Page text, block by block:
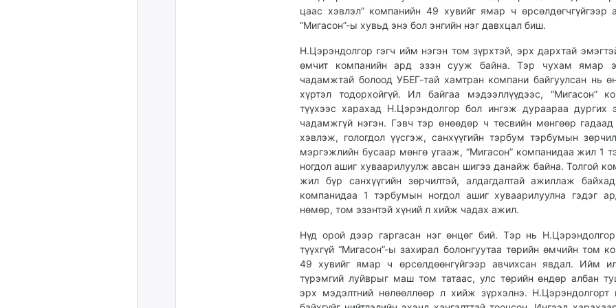
цаас хэвлэл” компанийн 49 хувийг ямар ч өрсөлдөгчгүйгээр
“Мигасон”-ы хувьд энэ бол энгийн нэг давхцал биш.
Н.Цэрэндолгор гэгч ийм нэгэн том зүрхтэй, эрх дархтай
өмчит компанийн ард эзэн сууж байна. Тэр чухам ямар
чадамжтай болоод УБЕГ-тай хамтран компани байгуулсан нь
хүртэл тодорхойгүй. Ил байгаа мэдээллүүдээс, “Мигасон”
түүхээс харахад Н.Цэрэндолгор бол ингэж дураараа дургих
чадамжгүй нэгэн. Гэвч тэр өнөөдөр ч төсвийн мөнгөөр гадаад
хэвлэж, гологдол үүсгэж, санхүүгийн тэрбум тэрбумын
мэргэжлийн бусаар мөнгө угааж, “Мигасон” компанидаа жил 1
ногдол ашиг хуваарилуулж авсан шигээ данайж байна. Толгой
жил бүр санхүүгийн зөрчилтэй, алдагдалтай ажиллаж
компанидаа 1 тэрбумын ногдол ашиг хуваарилуулна гэдэг
нөмөр, том эзэнтэй хүний л хийж чадах ажил.
Нүд орой дээр гаргасан нэг өнцөг бий. Тэр нь
түүхгүй “Мигасон”-ы захирал болонгуутаа төрийн өмчийн том
49 хувийг ямар ч өрсөлдөөнгүйгээр авчихсан явдал. Ийм
түрэмгий луйврыг маш том татаас, улс төрийн өндөр албан
эрх мэдэлтний нөлөөллөөр л хийж зүрхэлнэ. Н.Цэрэндолгорт